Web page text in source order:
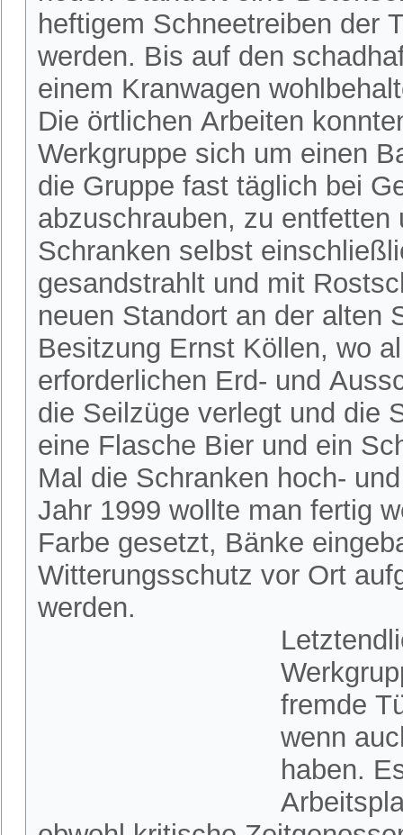
heftigem Schneetreiben der
werden. Bis auf den
einem Kranwagen
Die örtlichen Arbeiten
Werkgruppe sich um einen
die Gruppe fast täglich bei
abzuschrauben, zu
Schranken selbst
gesandstrahlt und mit
neuen Standort an der alten
Besitzung Ernst Köllen, wo
erforderlichen Erd- und
die Seilzüge verlegt und die
eine Flasche Bier und ein
Mal die Schranken hoch-
Jahr 1999 wollte man fertig
Farbe gesetzt, Bänke
Witterungsschutz vor Ort
werden.
fremde
wenn
haben.